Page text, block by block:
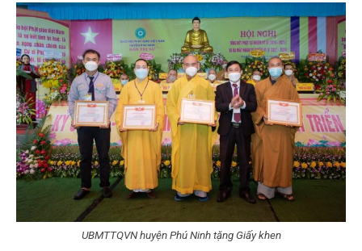
UBMTTQVN huyện Phú Ninh tặng Giấy khen